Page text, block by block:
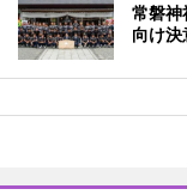
常磐
向け決